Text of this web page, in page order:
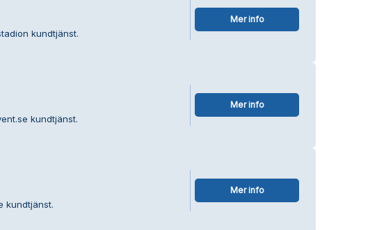
kundtjänst.
Mer info
kundtjänst.
Mer info
kundtjänst.
Mer info